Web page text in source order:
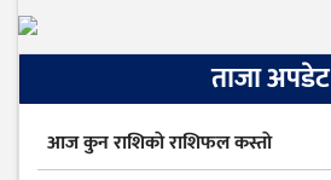
ताजा अपडेट
आज कुन राशिकाे राशिफल कस्ताे